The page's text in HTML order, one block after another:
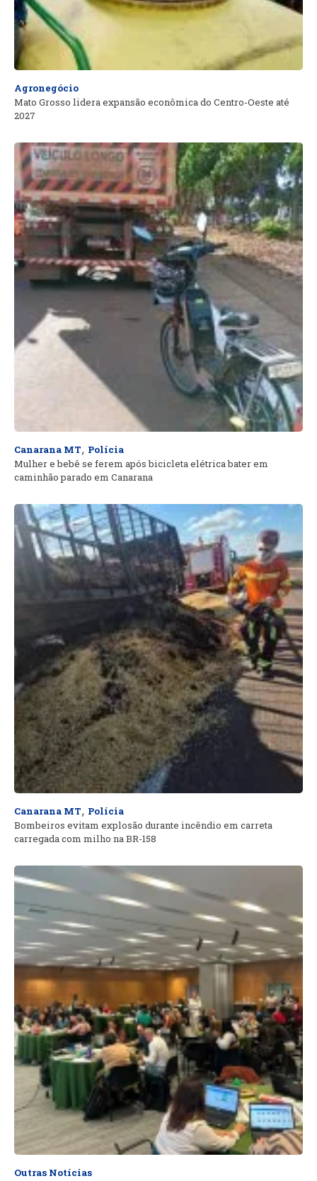
Agronegócio
Mato Grosso lidera expansão econômica do Centro-Oeste até
2027
Canarana MT, Polícia
Mulher e bebê se ferem após bicicleta elétrica bater em
caminhão parado em Canarana
Canarana MT, Polícia
Bombeiros evitam explosão durante incêndio em carreta
carregada com milho na BR-158
Outras Notícias